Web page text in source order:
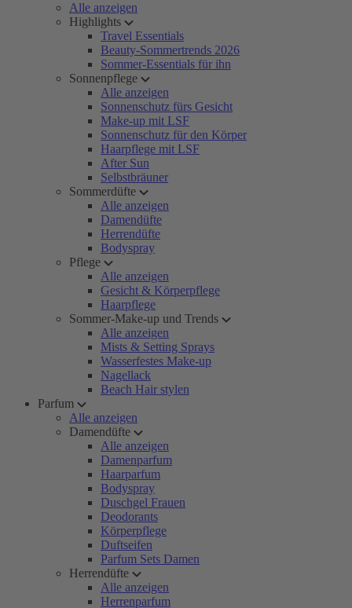
Alle anzeigen
Highlights
Travel Essentials
Beauty-Sommertrends 2026
Sommer-Essentials für ihn
Sonnenpflege
Alle anzeigen
Sonnenschutz fürs Gesicht
Make-up mit LSF
Sonnenschutz für den Körper
Haarpflege mit LSF
After Sun
Selbstbräuner
Sommerdüfte
Alle anzeigen
Damendüfte
Herrendüfte
Bodyspray
Pflege
Alle anzeigen
Gesicht & Körperpflege
Haarpflege
Sommer-Make-up und Trends
Alle anzeigen
Mists & Setting Sprays
Wasserfestes Make-up
Nagellack
Beach Hair stylen
Parfum
Alle anzeigen
Damendüfte
Alle anzeigen
Damenparfum
Haarparfum
Bodyspray
Duschgel Frauen
Deodorants
Körperpflege
Duftseifen
Parfum Sets Damen
Herrendüfte
Alle anzeigen
Herrenparfum